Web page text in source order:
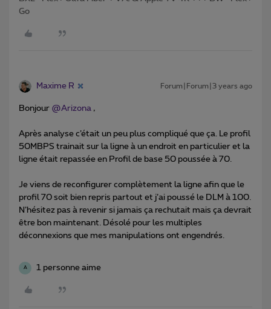
Go
Maxime R Forum|Forum|3 years ago
Bonjour @Arizona ,
Après analyse c’était un peu plus compliqué que ça. Le profil
50MBPS trainait sur la ligne à un endroit en particulier et la
ligne était repassée en Profil de base 50 poussée à 70.
Je viens de reconfigurer complètement la ligne afin que le
profil 70 soit bien repris partout et j’ai poussé le DLM à 100.
N’hésitez pas à revenir si jamais ça rechutait mais ça devrait
être bon maintenant. Désolé pour les multiples
déconnexions que mes manipulations ont engendrés.
A 1 personne aime